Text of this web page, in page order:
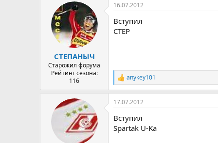
СТЕПАНЫЧ
Старожил форума
Рейтинг сезона:
116
16.07.2012
Вступил
CTEP
Р
е
а
к
и
и
:
anykey101
17.07.2012
Вступил
Spartak U-Ka